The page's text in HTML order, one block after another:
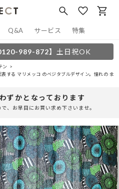
Q&A サービス 特集
989-872】 土日祝OK
ン
表する マリメッコ のベジタブルデザイン。憧れの 北
ずかとなっております
、お早目にお買い求め下さいませ。